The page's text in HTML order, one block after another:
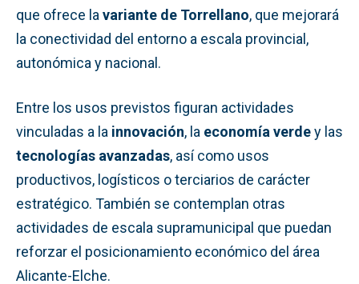
que ofrece la variante de Torrellano, que mejorará
la conectividad del entorno a escala provincial,
autonómica y nacional.
Entre los usos previstos figuran actividades
vinculadas a la innovación, la economía verdey las
tecnologías avanzadas, así como usos
productivos, logísticos o terciarios de carácter
estratégico. También se contemplan otras
actividades de escala supramunicipal que puedan
reforzar el posicionamiento económico del área
Alicante-Elche.